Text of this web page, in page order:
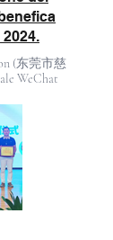
(东莞市慈
WeChat